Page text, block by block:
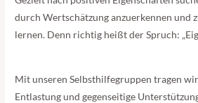
durch Wertschätzung anzuerkennen und
lernen. Denn richtig heißt der Spruch:
Mit unseren Selbsthilfegruppen tragen
Entlastung und gegenseitige